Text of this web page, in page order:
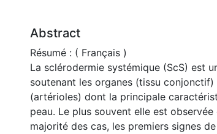
Abstract
Résumé : ( Français )
La sclérodermie systémique (ScS) est
soutenant les organes (tissu
(artérioles) dont la principale
peau. Le plus souvent elle est
majorité des cas, les premiers signes